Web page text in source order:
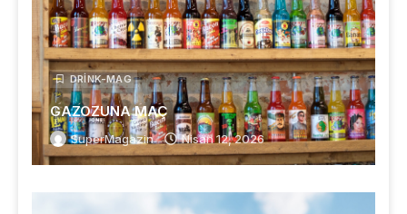
DRINK-MAG
GAZOZUNA MAÇ
SuperMagazin Nisan 12, 2026